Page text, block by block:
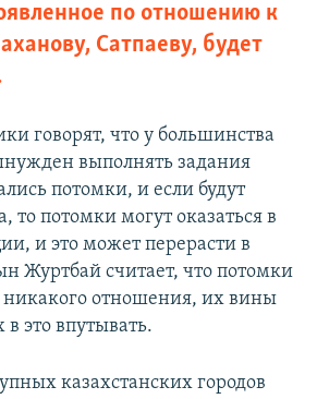
по отношению к
Сатпаеву, будет
говорят, что у большинства
выполнять задания
потомки, и если будут
то потомки могут оказаться в
и это может перерасти в
Журтбай считает, что потомки
отношения, их вины
это впутывать.
казахстанских городов